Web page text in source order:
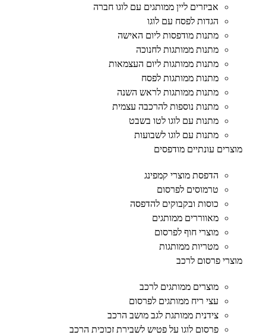
אביזרים ליין ממותגים עם לוגו חברה
הגדות לפסח עם לוגו
מתנות מודפסות ליום האישה
מתנות ממותגות לחנוכה
מתנות ממותגות ליום העצמאות
מתנות ממותגות לפסח
מתנות ממותגות לראש השנה
מתנות נוספות להרכבה עצמית
מתנות עם לוגו לטו בשבט
מתנות עם לוגו לשבועות
מוצרים עונתיים מודפסים
הדפסת מוצרי קמפינג
טרמוסים לפרסום
כוסות ובקבוקים להדפסה
מאווררים ממותגים
מוצרי חוף לפרסום
מטריות ממותגות
מוצרי פרסום לרכב
מוצרים ממותגים לרכב
עצי ריח ממותגים לפרסום
צידנית ממותגת לגב מושב הרכב
פרסום לוגו על פטיש לשבירת זכוכית הרכב